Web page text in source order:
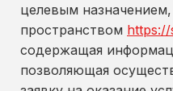
целевым
пространством
содержащая
позволяющая